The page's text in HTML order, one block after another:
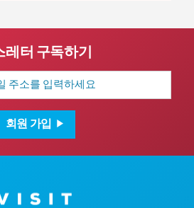
레터 구독하기
회원 가입